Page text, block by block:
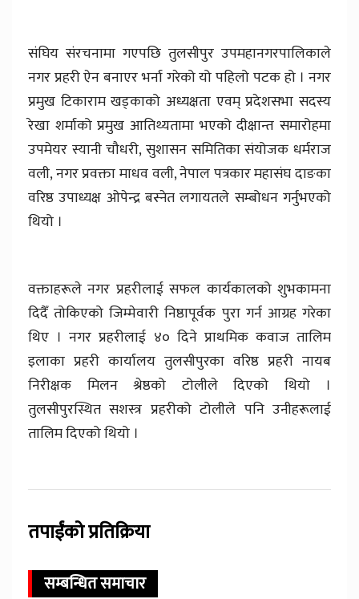
संघिय संरचनामा गएपछि तुलसीपुर उपमहानगरपालिकाले
नगर प्रहरी ऐन बनाएर भर्ना गरेको यो पहिलो पटक हो । नगर
प्रमुख टिकाराम खड्काको अध्यक्षता एवम् प्रदेशसभा सदस्य
रेखा शर्माको प्रमुख आतिथ्यतामा भएको दीक्षान्त समारोहमा
उपमेयर स्यानी चौधरी, सुशासन समितिका संयोजक धर्मराज
वली, नगर प्रवक्ता माधव वली, नेपाल पत्रकार महासंघ दाङका
वरिष्ठ उपाध्यक्ष ओपेन्द्र बस्नेत लगायतले सम्बोधन गर्नुभएको
थियो ।
वक्ताहरूले नगर प्रहरीलाई सफल कार्यकालको शुभकामना
दिदैँ तोकिएको जिम्मेवारी निष्ठापूर्वक पुरा गर्न आग्रह गरेका
थिए । नगर प्रहरीलाई ४० दिने प्राथमिक कवाज तालिम
इलाका प्रहरी कार्यालय तुलसीपुरका वरिष्ठ प्रहरी नायब
निरीक्षक मिलन श्रेष्ठको टोलीले दिएको थियो ।
तुलसीपुरस्थित सशस्त्र प्रहरीको टोलीले पनि उनीहरूलाई
तालिम दिएको थियो ।
तपाईंको प्रतिक्रिया
सम्बन्धित समाचार